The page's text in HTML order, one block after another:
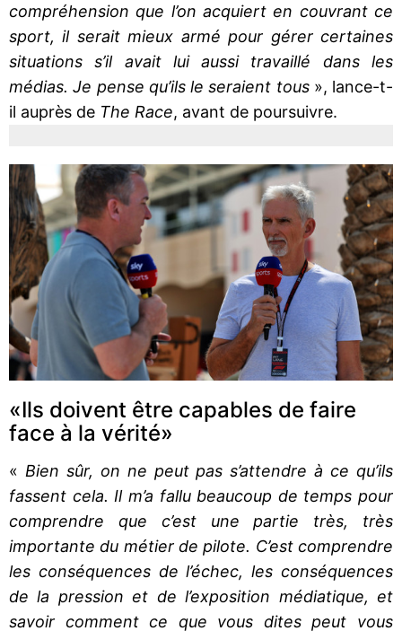
compréhension que l’on acquiert en couvrant ce
sport, il serait mieux armé pour gérer certaines
situations s’il avait lui aussi travaillé dans les
médias. Je pense qu’ils le seraient tous», lance-t-
il auprès de The Race, avant de poursuivre.
«Ils doivent être capables de faire
face à la vérité»
« Bien sûr, on ne peut pas s’attendre à ce qu’ils
fassent cela. Il m’a fallu beaucoup de temps pour
comprendre que c’est une partie très, très
importante du métier de pilote. C’est comprendre
les conséquences de l’échec, les conséquences
de la pression et de l’exposition médiatique, et
savoir comment ce que vous dites peut vous